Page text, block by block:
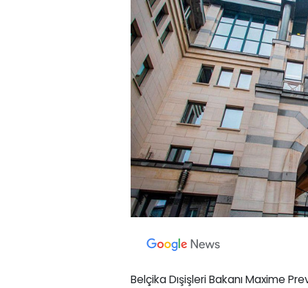
Belçika Dışişleri Bakanı Maxime